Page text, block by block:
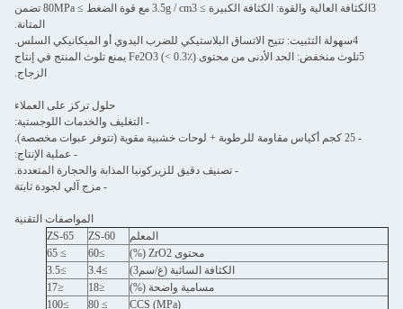
3الكثافة العالية والقوة: الكثافة الكبيرة ≥ 3.5g / cm3 مع قوة الضغط ≥ 80MPa تضمن
المتانة.
4سهولة التثبيت: تتيح الاتساق البلاستيكي للضرب اليدوي أو الميكانيكي السلس.
5تلوث منخفض: الحد الأدنى من محتوى Fe2O3 (< 0.3٪) يمنع تلوث المنتج في إنتاج
الزجاج.
حلول تركز على العملاء
- التغليف والخدمات اللوجستية:
- 25 كجم أكياس مقاومة للرطوبة + لوحات خشبية مقوية (تتوفر عبوات مخصصة).
- عملية الإنتاج:
- تصنيف دقيق للزيركونيا المذابة والحجارة المتعددة.
- مزج آلي لجودة ثابتة
المواصفات التقنية
المعلم
ZS-60
ZS-65
محتوى ZrO2 (%)
≥60
≥ 65
الكثافة السائبة (غ/سم3)
≥3.4
≥3.5
مسامية واضحة (%)
≤18
≤17
CCS (MPa)
≥ 80
≥100